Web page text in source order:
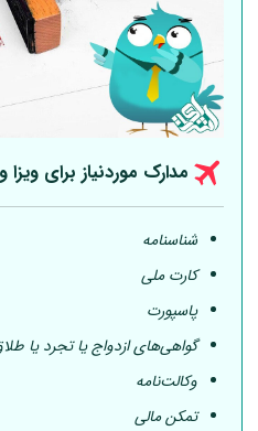
مدارک موردنیاز برای
شناسنامه
کارت ملی
پاسپورت
گواهی‌های ازدواج یا تجرد یا
وکالت‌نامه
تمکن مالی